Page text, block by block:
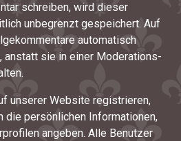
schreiben, wird dieser
unbegrenzt gespeichert. Auf
automatisch
anstatt sie in einer Moderations-
unserer Website registrieren,
die persönlichen Informationen,
angeben. Alle Benutzer